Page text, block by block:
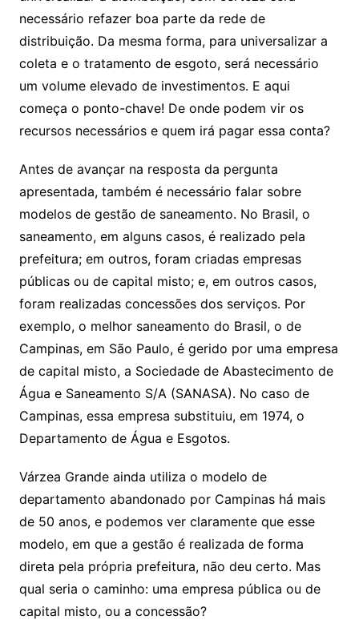
necessário refazer boa parte da rede de
distribuição. Da mesma forma, para universalizar a
coleta e o tratamento de esgoto, será necessário
um volume elevado de investimentos. E aqui
começa o ponto-chave! De onde podem vir os
recursos necessários e quem irá pagar essa conta?
Antes de avançar na resposta da pergunta
apresentada, também é necessário falar sobre
modelos de gestão de saneamento. No Brasil, o
saneamento, em alguns casos, é realizado pela
prefeitura; em outros, foram criadas empresas
públicas ou de capital misto; e, em outros casos,
foram realizadas concessões dos serviços. Por
exemplo, o melhor saneamento do Brasil, o de
Campinas, em São Paulo, é gerido por uma empresa
de capital misto, a Sociedade de Abastecimento de
Água e Saneamento S/A (SANASA). No caso de
Campinas, essa empresa substituiu, em 1974, o
Departamento de Água e Esgotos.
Várzea Grande ainda utiliza o modelo de
departamento abandonado por Campinas há mais
de 50 anos, e podemos ver claramente que esse
modelo, em que a gestão é realizada de forma
direta pela própria prefeitura, não deu certo. Mas
qual seria o caminho: uma empresa pública ou de
capital misto, ou a concessão?